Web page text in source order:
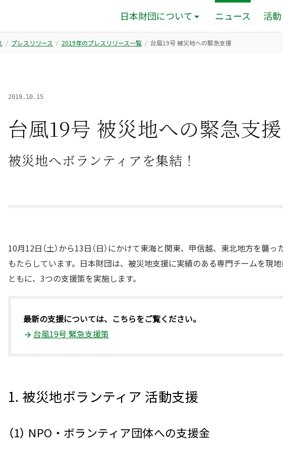
日本財団について ニュース 活動
プレスリリース 2019年のプレスリリース一覧 台風19号 被災地への緊急支援
2019.10.15
台風19号 被災地への緊急支援
被災地へボランティアを集結！
10月12日（土）から13日（日）にかけて東海と関東、甲信越、東北地方を襲
もたらしています。日本財団は、被災地支援に実績のある専門チームを現
ともに、3つの支援策を実施します。
最新の支援については、こちらをご覧ください。
台風19号 緊急支援策
1. 被災地ボランティア 活動支援
（1） NPO・ボランティア団体への支援金